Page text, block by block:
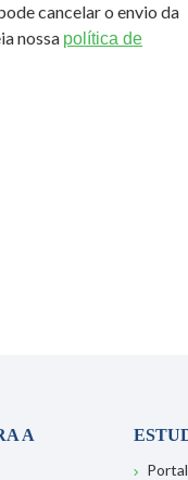
cancelar o envio da
nossa política de
A